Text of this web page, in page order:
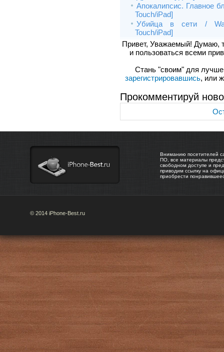
Апокалипсис. Главное
Touch/iPad]
Убийца в сети /
Touch/iPad]
Привет, Уважаемый! Думаю,
и пользоваться всеми
Стань "своим" для
зарегистрировавшись, или
Прокомментируй
Вниманию посетителей
ПО, все материалы
свободном доступе и
приводим ссылку на
приобрести
© 2014 iPhone-Best.ru